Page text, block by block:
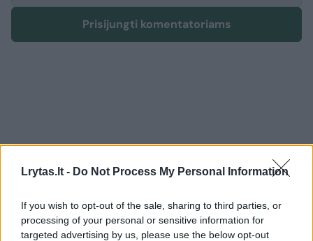
Lrytas.lt - Do Not Process My Personal Information
If you wish to opt-out of the sale, sharing to third parties, or
processing of your personal or sensitive information for
targeted advertising by us, please use the below opt-out
Prisijungti komentatoriams